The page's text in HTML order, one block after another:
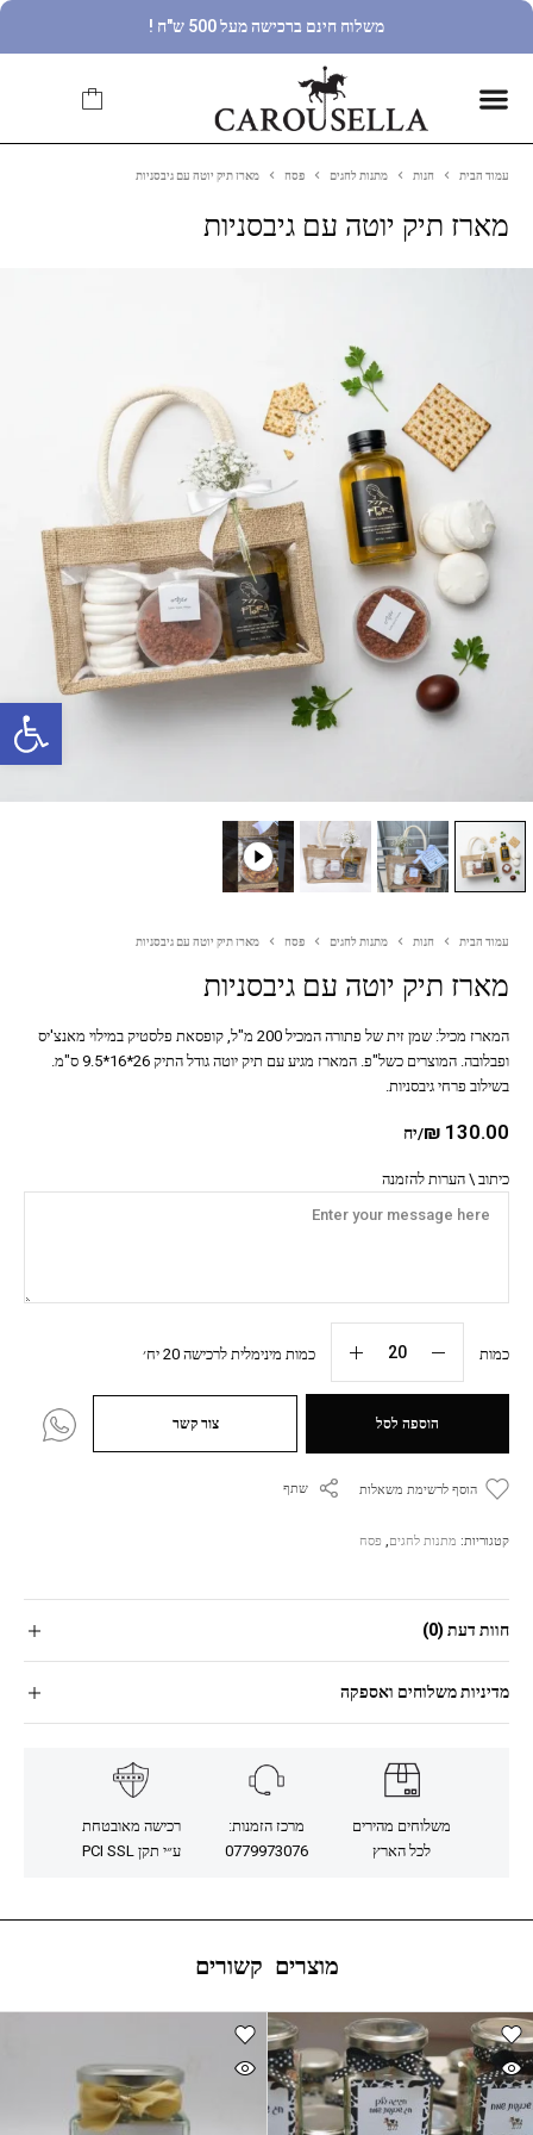
פתח סרגל נגישות
משלוח חינם ברכישה מעל 500 ש"ח !
עמוד הבית חנות מתנות לחגים פסח מארז תיק יוטה עם גיבסניות
מארז תיק יוטה עם גיבסניות
עמוד הבית חנות מתנות לחגים פסח מארז תיק יוטה עם גיבסניות
מארז תיק יוטה עם גיבסניות
₪ 130.00 /יח
כיתוב \ הערות להזמנה
כמות כמות מינימלית לרכישה 20 יח׳
הוספה לסל צור קשר
הוסף לרשימת משאלות שתף
קטגוריות: מתנות לחגים, פסח
המארז מכיל: שמן זית של פתורה המכיל 200 מ"ל, קופסאת פלסטיק במילוי מאנצ'יס
ופבלובה. המוצרים כשל"פ. המארז מגיע עם תיק יוטה גודל התיק 26*16*9.5 ס"מ.
בשילוב פרחי גיבסניות.
חוות דעת (0)
מדיניות משלוחים ואספקה
משלוחים מהירים
לכל הארץ
מרכז הזמנות:
0779973076
רכישה מאובטחת
ע״י תקן PCI SSL
מוצרים קשורים